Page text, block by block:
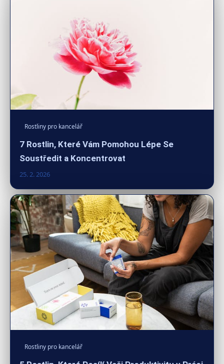
Rostliny pro kancelář
7 Rostlin, Které Vám Pomohou Lépe Se
Soustředit a Koncentrovat
25. 2. 2026
Rostliny pro kancelář